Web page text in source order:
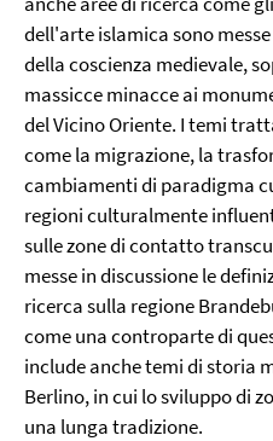
dell'arte islamica sono
della coscienza medievale,
massicce minacce ai
del Vicino Oriente. I temi
come la migrazione, la
cambiamenti di paradigma
regioni culturalmente
sulle zone di contatto
messe in discussione le
ricerca sulla regione
come una controparte di
include anche temi di storia
Berlino, in cui lo sviluppo di
una lunga tradizione.